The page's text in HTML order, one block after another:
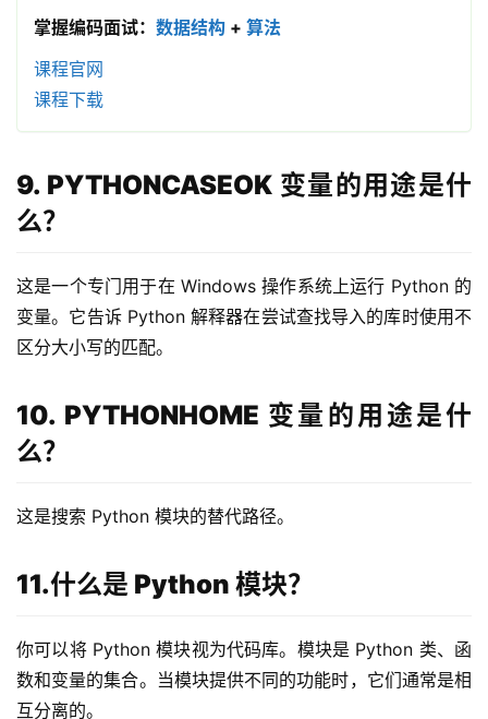
掌握编码面试： 数据结构 + 算法
课程官网
课程下载
9. PYTHONCASEOK 变量的用途是什
么？
这是一个专门用于在 Windows 操作系统上运行 Python 的
变量。它告诉 Python 解释器在尝试查找导入的库时使用不
区分大小写的匹配。
10. PYTHONHOME 变量的用途是什
么？
这是搜索 Python 模块的替代路径。
11.什么是 Python 模块？
你可以将 Python 模块视为代码库。模块是 Python 类、函
数和变量的集合。当模块提供不同的功能时，它们通常是相
互分离的。